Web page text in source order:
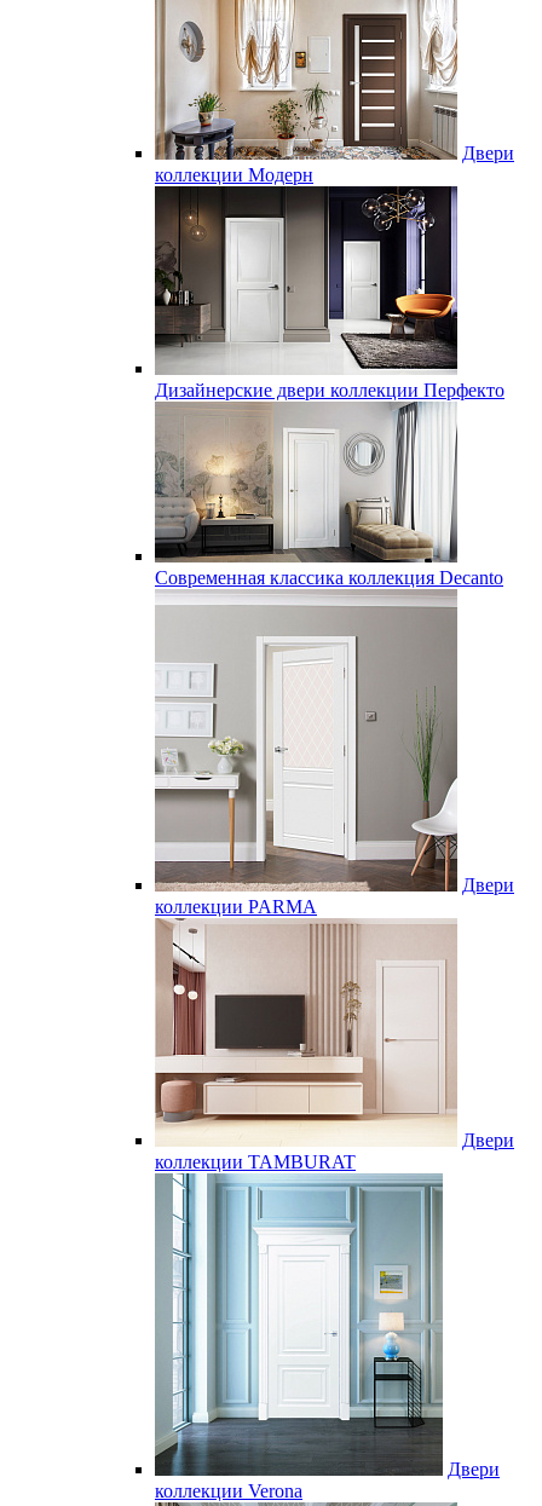
Двери
коллекции Модерн
Дизайнерские двери коллекции Перфекто
Современная классика коллекция Decanto
Двери
коллекции PARMA
Двери
коллекции TAMBURAT
Двери
коллекции Verona